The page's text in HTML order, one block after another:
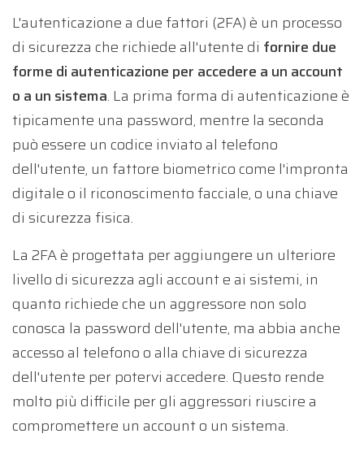
L'autenticazione a due fattori (2FA) è un processo
di sicurezza che richiede all'utente di fornire due
forme di autenticazione per accedere a un account
o a un sistema. La prima forma di autenticazione è
tipicamente una password, mentre la seconda
può essere un codice inviato al telefono
dell'utente, un fattore biometrico come l'impronta
digitale o il riconoscimento facciale, o una chiave
di sicurezza fisica.
La 2FA è progettata per aggiungere un ulteriore
livello di sicurezza agli account e ai sistemi, in
quanto richiede che un aggressore non solo
conosca la password dell'utente, ma abbia anche
accesso al telefono o alla chiave di sicurezza
dell'utente per potervi accedere. Questo rende
molto più difficile per gli aggressori riuscire a
compromettere un account o un sistema.